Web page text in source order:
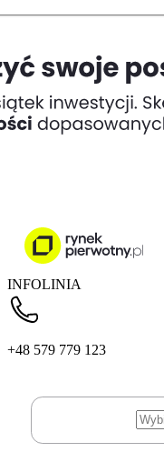
INFOLINIA
+48 579 779 123